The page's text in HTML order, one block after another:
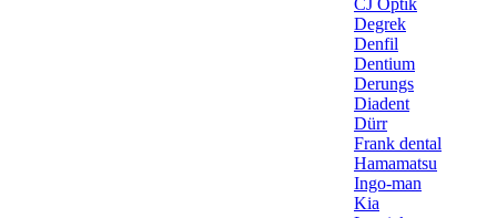
CJ Optik
Degrek
Denfil
Dentium
Derungs
Diadent
Dürr
Frank dental
Hamamatsu
Ingo-man
Kia